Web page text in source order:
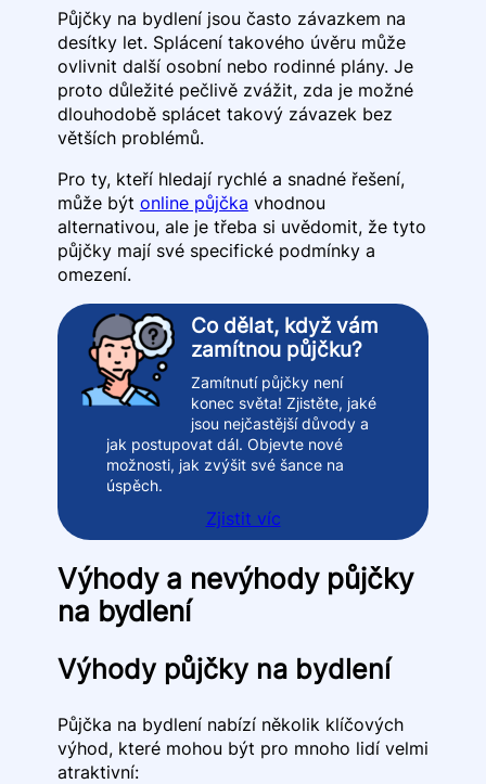
Půjčky na bydlení jsou často závazkem na
desítky let. Splácení takového úvěru může
ovlivnit další osobní nebo rodinné plány. Je
proto důležité pečlivě zvážit, zda je možné
dlouhodobě splácet takový závazek bez
větších problémů.
Pro ty, kteří hledají rychlé a snadné řešení,
může být online půjčka vhodnou
alternativou, ale je třeba si uvědomit, že tyto
půjčky mají své specifické podmínky a
omezení.
Co dělat, když vám
zamítnou půjčku?
Zamítnutí půjčky není
konec světa! Zjistěte, jaké
jsou nejčastější důvody a
jak postupovat dál. Objevte nové
možnosti, jak zvýšit své šance na
úspěch.
Zjistit víc
Výhody a nevýhody půjčky
na bydlení
Výhody půjčky na bydlení
Půjčka na bydlení nabízí několik klíčových
výhod, které mohou být pro mnoho lidí velmi
atraktivní: